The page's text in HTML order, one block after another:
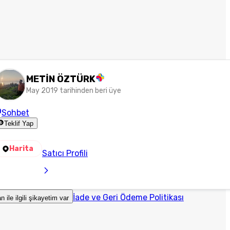
METİN ÖZTÜRK
May 2019 tarihinden beri üye
Sohbet
Teklif Yap
Harita Satıcı Profili
ile ilgili şikayetim var İade ve Geri Ödeme Politikası